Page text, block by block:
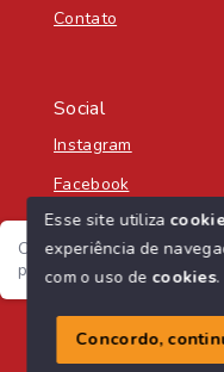
Olá! Seja bem-vindo á
posso te ajudar?
Contato
Social
Instagram
Facebook
© Copyright 2026 -
SITE PARA IMOBILIARIA
Esse site utiliza
experiência de
com o uso de cookies.
Concordo,